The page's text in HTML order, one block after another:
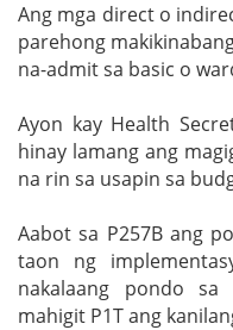
Ang mga direct o
parehong
na-admit sa basic o
Ayon kay Health
hinay lamang ang
na rin sa usapin sa
Aabot sa P257B ang
taon ng
nakalaang pondo sa
mahigit P1T ang